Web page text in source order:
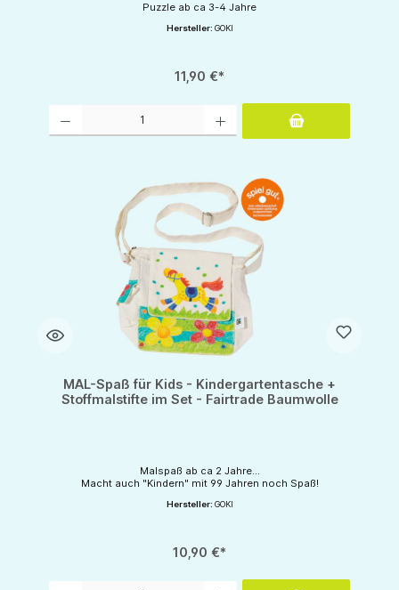
Puzzle ab ca 3-4 Jahre
Hersteller: GOKI
11,90 €*
MAL-Spaß für Kids - Kindergartentasche +
Stoffmalstifte im Set - Fairtrade Baumwolle
Malspaß ab ca 2 Jahre...
Macht auch "Kindern" mit 99 Jahren noch Spaß!
Hersteller: GOKI
10,90 €*